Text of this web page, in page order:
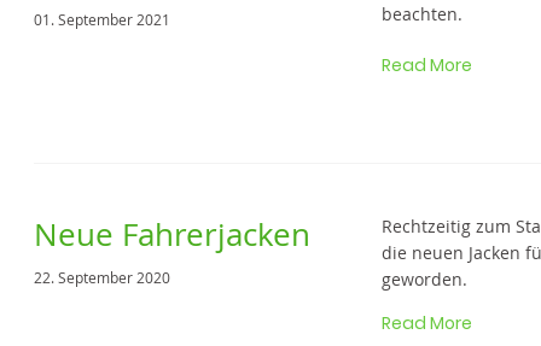
01. September 2021
beachten.
Read More
Neue Fahrerjacken
22. September 2020
Rechtzeitig zum
die neuen Jacken
geworden.
Read More